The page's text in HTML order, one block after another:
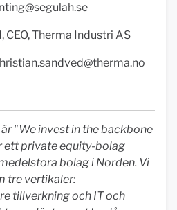
CEO, Therma Industri AS
"We invest in the backbone
ett private equity-bolag
bolag i Norden. Vi
tre vertikaler:
tillverkning och IT och